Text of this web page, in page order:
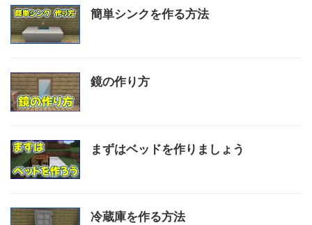
簡単シンクを作る方法
鏡の作り方
まずはベッドを作りましょう
冷蔵庫を作る方法